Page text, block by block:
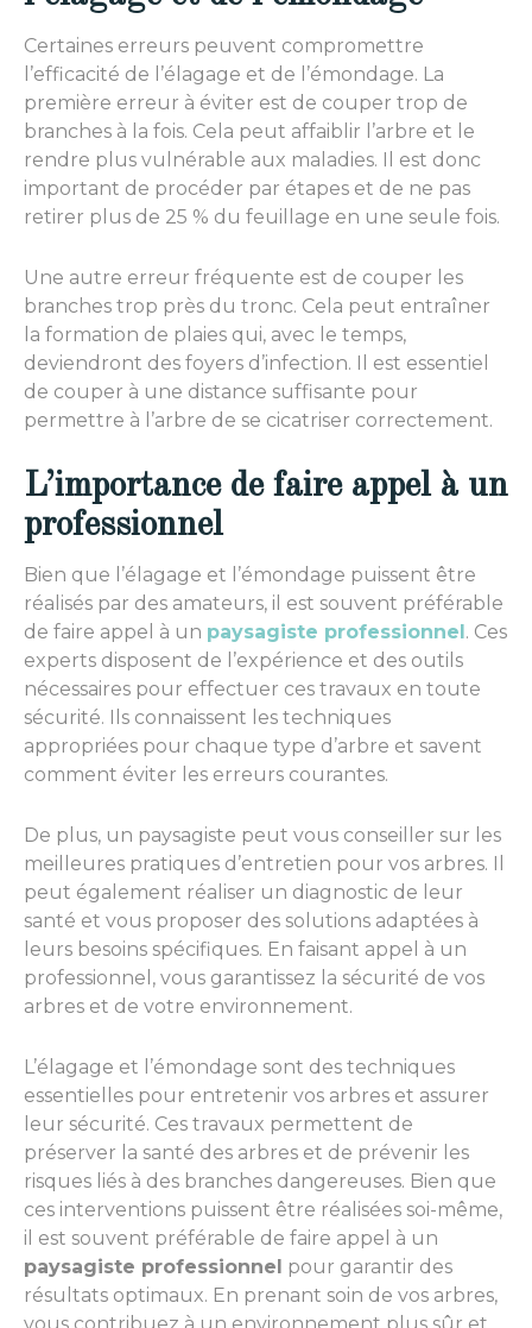
Certaines erreurs peuvent compromettre
l’efficacité de l’élagage et de l’émondage. La
première erreur à éviter est de couper trop de
branches à la fois. Cela peut affaiblir l’arbre et le
rendre plus vulnérable aux maladies. Il est donc
important de procéder par étapes et de ne pas
retirer plus de 25 % du feuillage en une seule fois.
Une autre erreur fréquente est de couper les
branches trop près du tronc. Cela peut entraîner
la formation de plaies qui, avec le temps,
deviendront des foyers d’infection. Il est essentiel
de couper à une distance suffisante pour
permettre à l’arbre de se cicatriser correctement.
L’importance de faire appel à un
professionnel
Bien que l’élagage et l’émondage puissent être
réalisés par des amateurs, il est souvent préférable
de faire appel à un paysagiste professionnel . Ces
experts disposent de l’expérience et des outils
nécessaires pour effectuer ces travaux en toute
sécurité. Ils connaissent les techniques
appropriées pour chaque type d’arbre et savent
comment éviter les erreurs courantes.
De plus, un paysagiste peut vous conseiller sur les
meilleures pratiques d’entretien pour vos arbres. Il
peut également réaliser un diagnostic de leur
santé et vous proposer des solutions adaptées à
leurs besoins spécifiques. En faisant appel à un
professionnel, vous garantissez la sécurité de vos
arbres et de votre environnement.
L’élagage et l’émondage sont des techniques
essentielles pour entretenir vos arbres et assurer
leur sécurité. Ces travaux permettent de
préserver la santé des arbres et de prévenir les
risques liés à des branches dangereuses. Bien que
ces interventions puissent être réalisées soi-même,
il est souvent préférable de faire appel à un
paysagiste professionnel pour garantir des
résultats optimaux. En prenant soin de vos arbres,